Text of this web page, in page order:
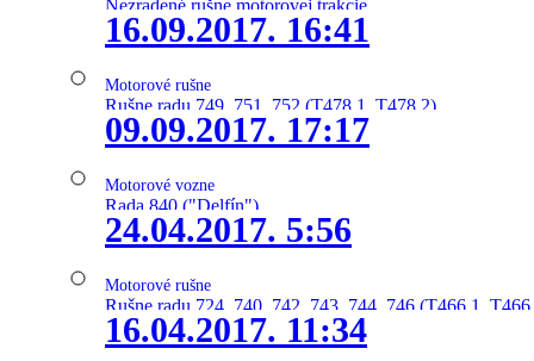
Nezradené rušne motorovej trakcie
16.09.2017. 16:41
Motorové rušne
Rušne radu 749, 751, 752 (T478.1, T478.2)
09.09.2017. 17:17
Motorové vozne
Rada 840 ("Delfín")
24.04.2017. 5:56
Motorové rušne
Rušne radu 724, 740, 742, 743, 744, 746 (T466.1,
16.04.2017. 11:34